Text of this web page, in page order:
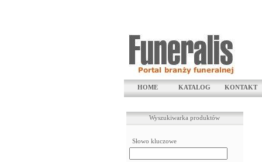
HOME KATALOG KONTAKT
Wyszukiwarka produktów
Słowo kluczowe